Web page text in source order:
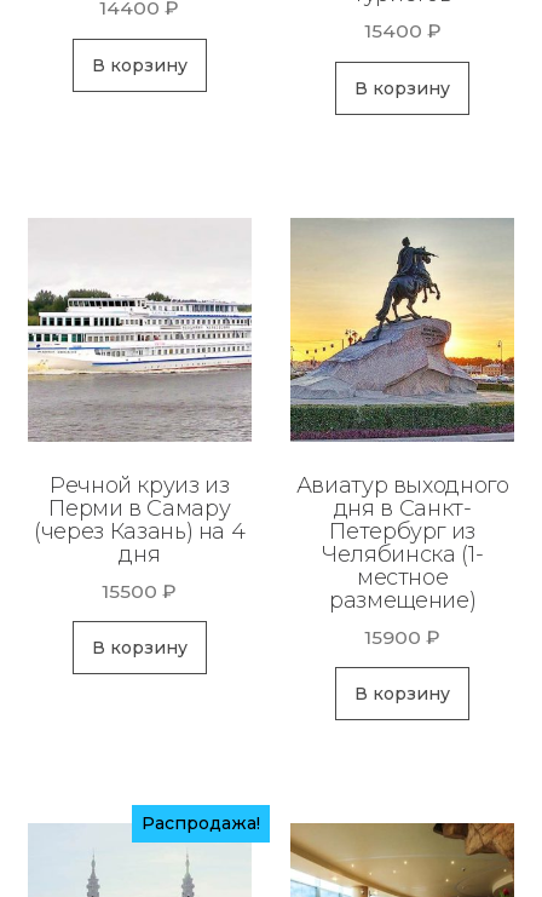
14400₽
В корзину
15400 ₽
В корзину
Речной круиз из
Перми в Самару
(через Казань) на 4
дня
15500₽
В корзину
Авиатур выходного
дня в Санкт-
Петербург из
Челябинска (1-
местное
размещение)
15900₽
В корзину
Распродажа!